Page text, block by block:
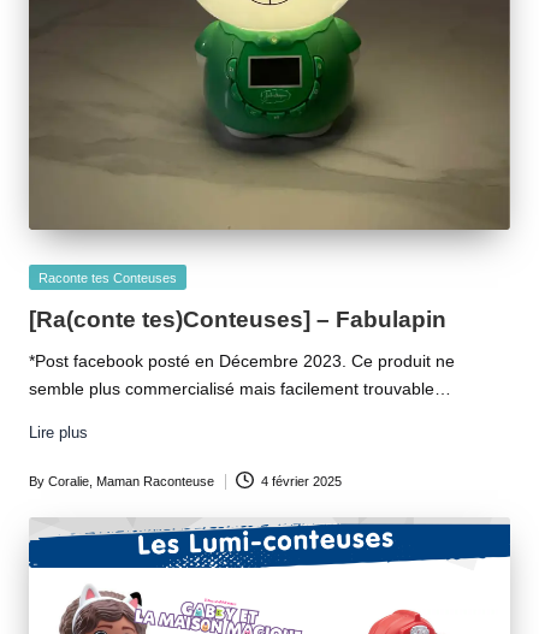
Posted
Raconte tes Conteuses
[Ra(conte tes)Conteuses] – Fabulapin
*Post facebook posté en Décembre 2023. Ce produit ne
semble plus commercialisé mais facilement trouvable…
Lire plus
Posted
by
By Coralie, Maman Raconteuse 4 février 2025